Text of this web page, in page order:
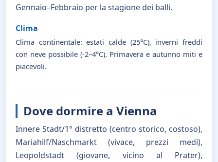
Gennaio–Febbraio per la stagione dei balli.
Clima
Clima continentale: estati calde (25°C), inverni freddi
con neve possibile (-2–4°C). Primavera e autunno miti e
piacevoli.
Dove dormire a Vienna
Innere Stadt/1° distretto (centro storico, costoso),
Mariahilf/Naschmarkt (vivace, prezzi medi),
Leopoldstadt (giovane, vicino al Prater),